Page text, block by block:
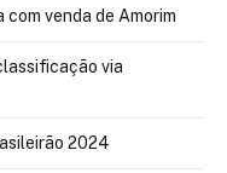
venda de Amorim
via
2024